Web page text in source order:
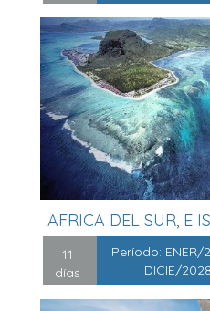
AFRICA DEL SUR, E
11
días
Período: ENER/
DICIE/2028